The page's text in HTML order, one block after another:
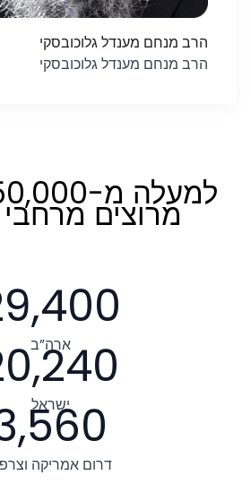
הרב מנחם מענדל גלוכובסקי
הרב מנחם מענדל גלוכובסקי
מרוצים
ארה”ב
ישראל
דרום אמריקה